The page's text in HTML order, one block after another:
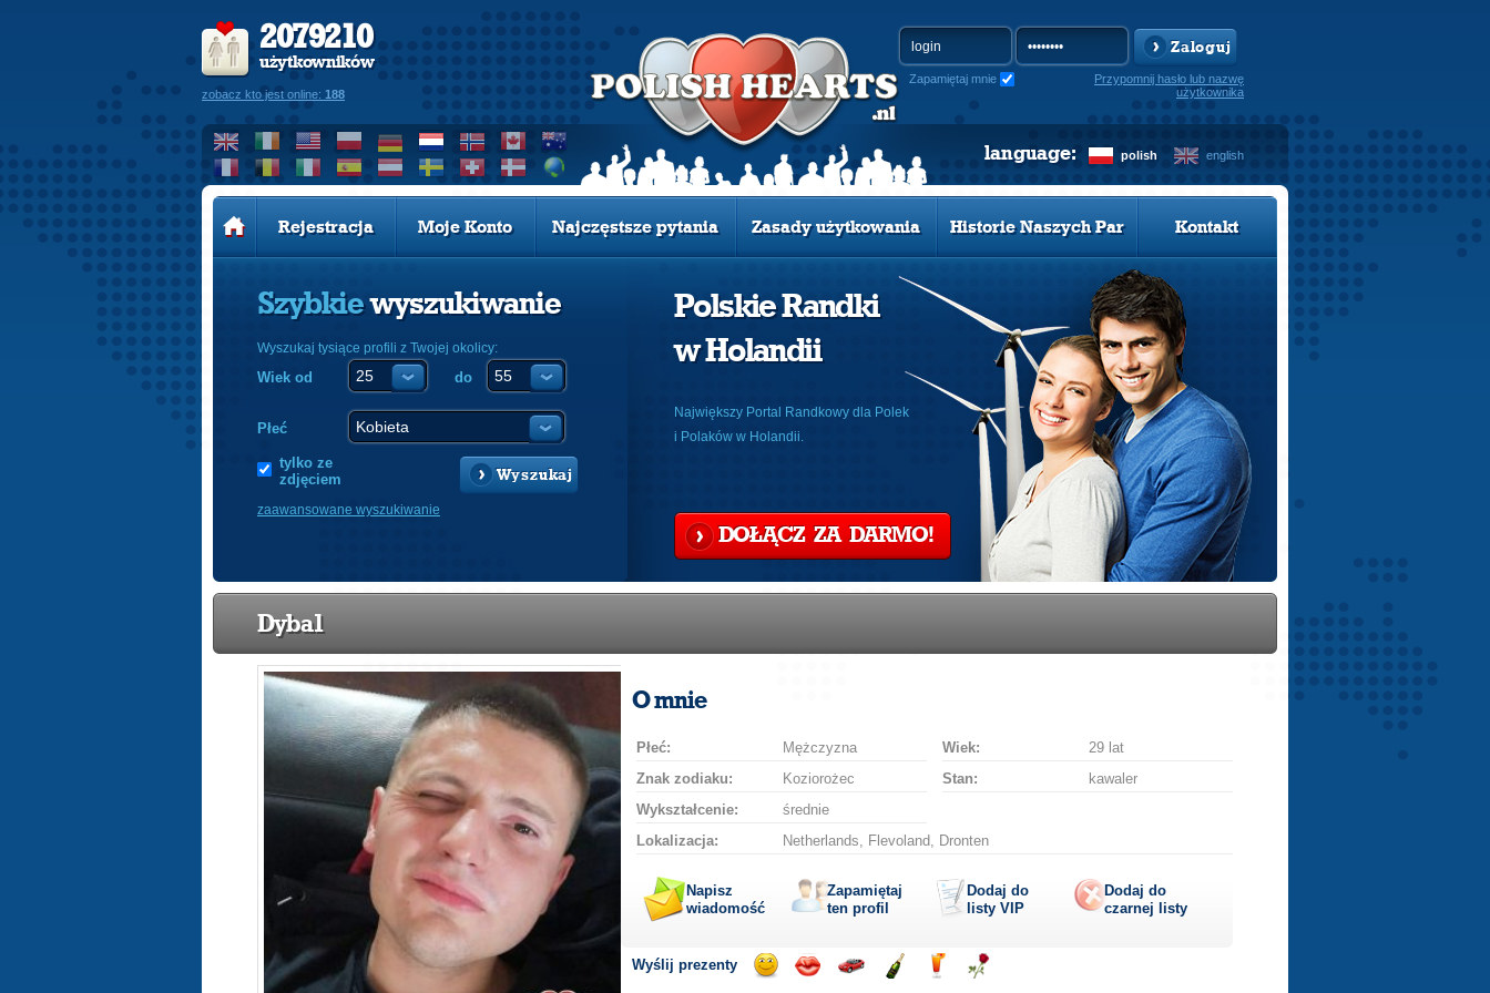
2079210
użytkowników
zobacz kto jest online: 188
Zaloguj
Zapamiętaj mnie
Przypomnij hasło lub nazwę
użytkownika
polish english
language:
Rejestracja Moje Konto Najczęstsze pytania Zasady użytkowania Historie Naszych Par Kontakt
Szybkiewyszukiwanie
Wyszukaj tysiące profili z Twojej okolicy:
Wiek od do
Płeć
tylko ze
zdjęciem
Wyszukaj
zaawansowane wyszukiwanie
Polskie Randki
w Holandii
Największy Portal Randkowy dla Polek
i Polaków w Holandii.
DOŁĄCZ ZA DARMO!
Dyba1
O mnie
Płeć: Mężczyzna Wiek:
29 lat
Znak zodiaku:
Koziorożec Stan:
kawaler
Wykształcenie:
średnie
Lokalizacja:
Netherlands, Flevoland, Dronten
Napisz
wiadomość
Zapamiętaj
ten profil
Dodaj do
listy VIP
Dodaj do
czarnej listy
Wyślij prezenty